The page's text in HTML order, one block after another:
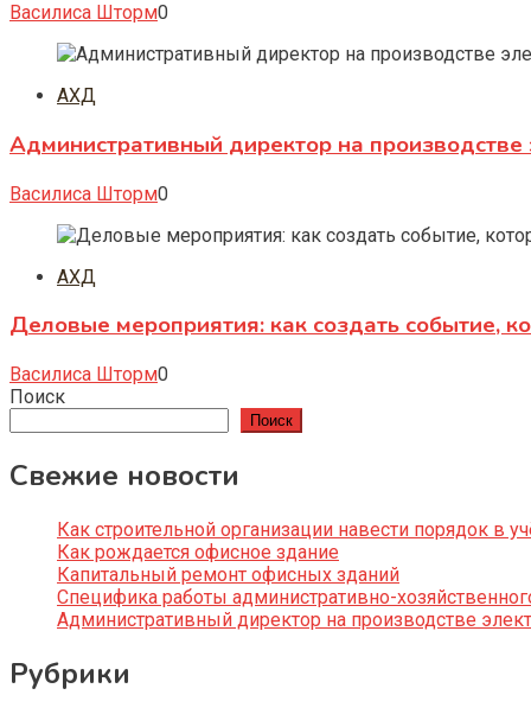
Василиса Шторм0
АХД
Административный директор на производстве
Василиса Шторм0
АХД
Деловые мероприятия: как создать событие,
Василиса Шторм0
Поиск
Поиск
Свежие новости
Как строительной организации навести порядок в
Как рождается офисное здание
Капитальный ремонт офисных зданий
Специфика работы административно-
Административный директор на производстве
Рубрики